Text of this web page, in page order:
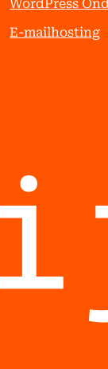
WordPress
E-mailhosting